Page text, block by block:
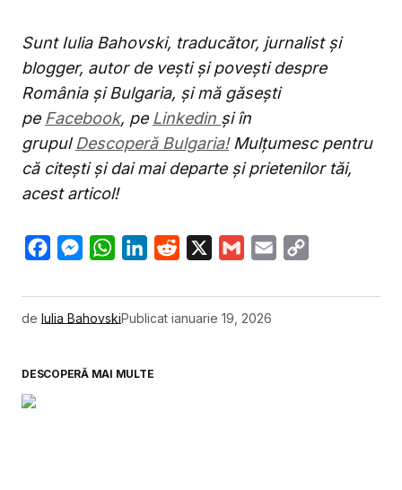
Sunt Iulia Bahovski, traducător, jurnalist și
blogger, autor de vești și povești despre
România și Bulgaria, și mă găsești
pe Facebook, pe Linkedin și în
grupul Descoperă Bulgaria!Mulțumesc pentru
că citești și dai mai departe și prietenilor tăi,
acest articol!
FacebookMessenger
WhatsAppLinkedIn
Reddit Gmail Email
de Iulia BahovskiPublicat ianuarie 19, 2026
DESCOPERĂ MAI MULTE